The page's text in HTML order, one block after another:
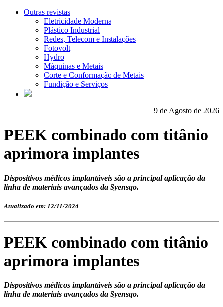
Outras revistas
Eletricidade Moderna
Plástico Industrial
Redes, Telecom e Instalações
Fotovolt
Hydro
Máquinas e Metais
Corte e Conformação de Metais
Fundição e Serviços
9 de Agosto de 2026
PEEK combinado com titânio
aprimora implantes
Dispositivos médicos implantáveis são a principal aplicação da
linha de materiais avançados da Syensqo.
Atualizado em: 12/11/2024
PEEK combinado com titânio
aprimora implantes
Dispositivos médicos implantáveis são a principal aplicação da
linha de materiais avançados da Syensqo.